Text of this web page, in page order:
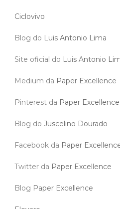
Ciclovivo
Blog do Luis Antonio Lima
Site oficial do Luis Antonio
Medium da Paper Excellence
Pinterest da Paper Excellence
Blog do Juscelino Dourado
Facebook da Paper
Twitter da Paper Excellence
Blog Paper Excellence